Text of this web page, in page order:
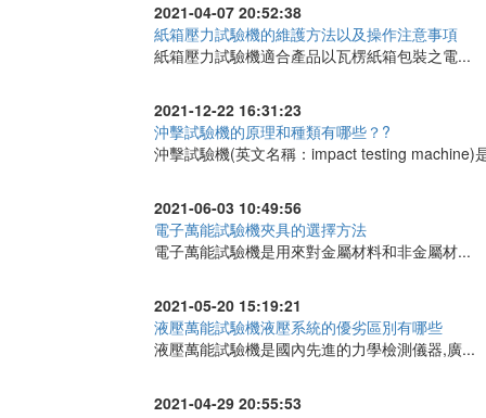
2021-04-07 20:52:38
紙箱壓力試驗機的維護方法以及操作注意事項
紙箱壓力試驗機適合產品以瓦楞紙箱包裝之電...
2021-12-22 16:31:23
沖擊試驗機的原理和種類有哪些？?
沖擊試驗機(英文名稱：impact testing machine)
2021-06-03 10:49:56
電子萬能試驗機夾具的選擇方法
電子萬能試驗機是用來對金屬材料和非金屬材...
2021-05-20 15:19:21
液壓萬能試驗機液壓系統的優劣區別有哪些
液壓萬能試驗機是國內先進的力學檢測儀器,廣...
2021-04-29 20:55:53